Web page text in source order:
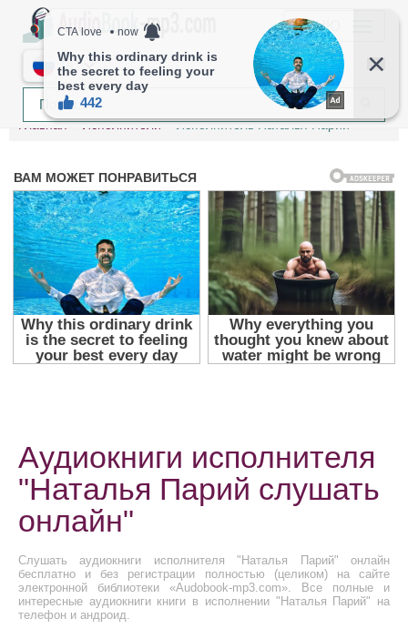
МЕНЮ
RU
Главная Исполнители Исполнитель Наталья Парий
Аудиокниги исполнителя
"Наталья Парий слушать
онлайн"
Слушать аудиокниги исполнителя "Наталья Парий" онлайн
бесплатно и без регистрации полностью (целиком) на сайте
электронной библиотеки «Audobook-mp3.com». Все полные и
интересные аудиокниги книги в исполнении "Наталья Парий" на
телефон и андроид.